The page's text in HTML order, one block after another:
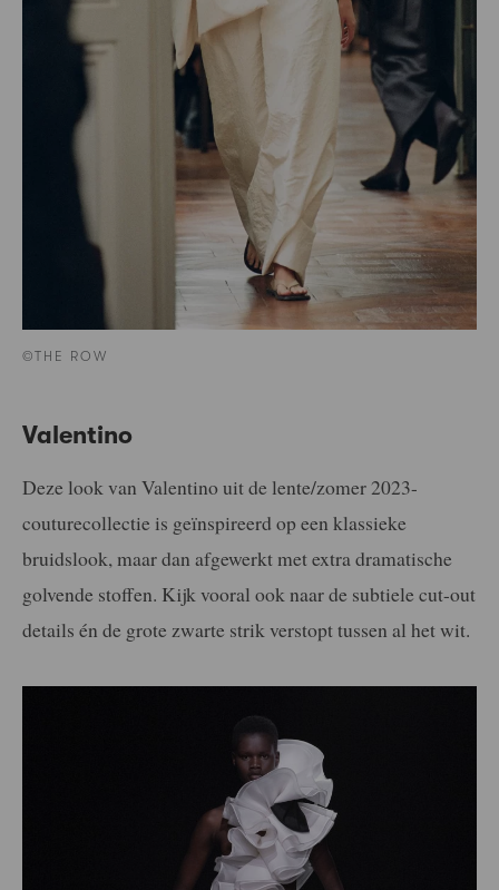
©THE ROW
Valentino
Deze look van Valentino uit de lente/zomer 2023-
couturecollectie is geïnspireerd op een klassieke
bruidslook, maar dan afgewerkt met extra dramatische
golvende stoffen. Kijk vooral ook naar de subtiele cut-out
details én de grote zwarte strik verstopt tussen al het wit.